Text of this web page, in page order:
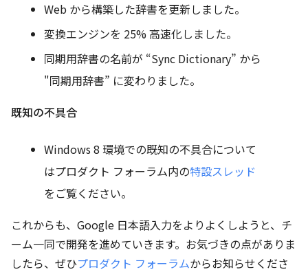
Web から構築した辞書を更新しました。
変換エンジンを 25% 高速化しました。
同期用辞書の名前が “Sync Dictionary” から
"同期用辞書” に変わりました。
既知の不具合
Windows 8 環境での既知の不具合について
はプロダクト フォーラム内の特設スレッド
をご覧ください。
これからも、Google 日本語入力をよりよくしようと、チ
ーム一同で開発を進めていきます。お気づきの点がありま
したら、ぜひプロダクト フォーラムからお知らせくださ